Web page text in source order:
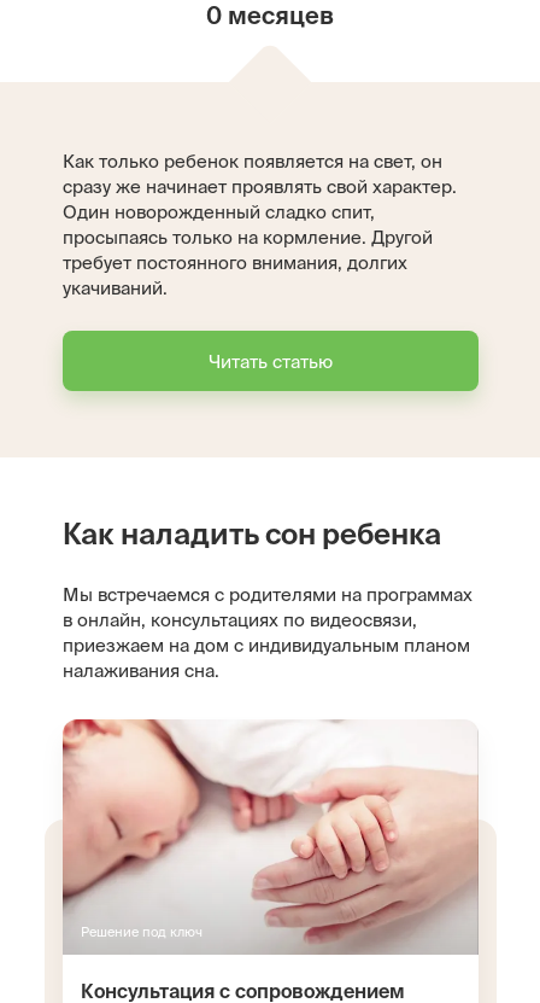
0 месяцев
Как только ребенок появляется на свет, он
сразу же начинает проявлять свой характер.
Один новорожденный сладко спит,
просыпаясь только на кормление. Другой
требует постоянного внимания, долгих
укачиваний.
Читать статью
Как наладить сон ребенка
Мы встречаемся с родителями на программах
в онлайн, консультациях по видеосвязи,
приезжаем на дом с индивидуальным планом
налаживания сна.
Решение под ключ
Консультация с сопровождением